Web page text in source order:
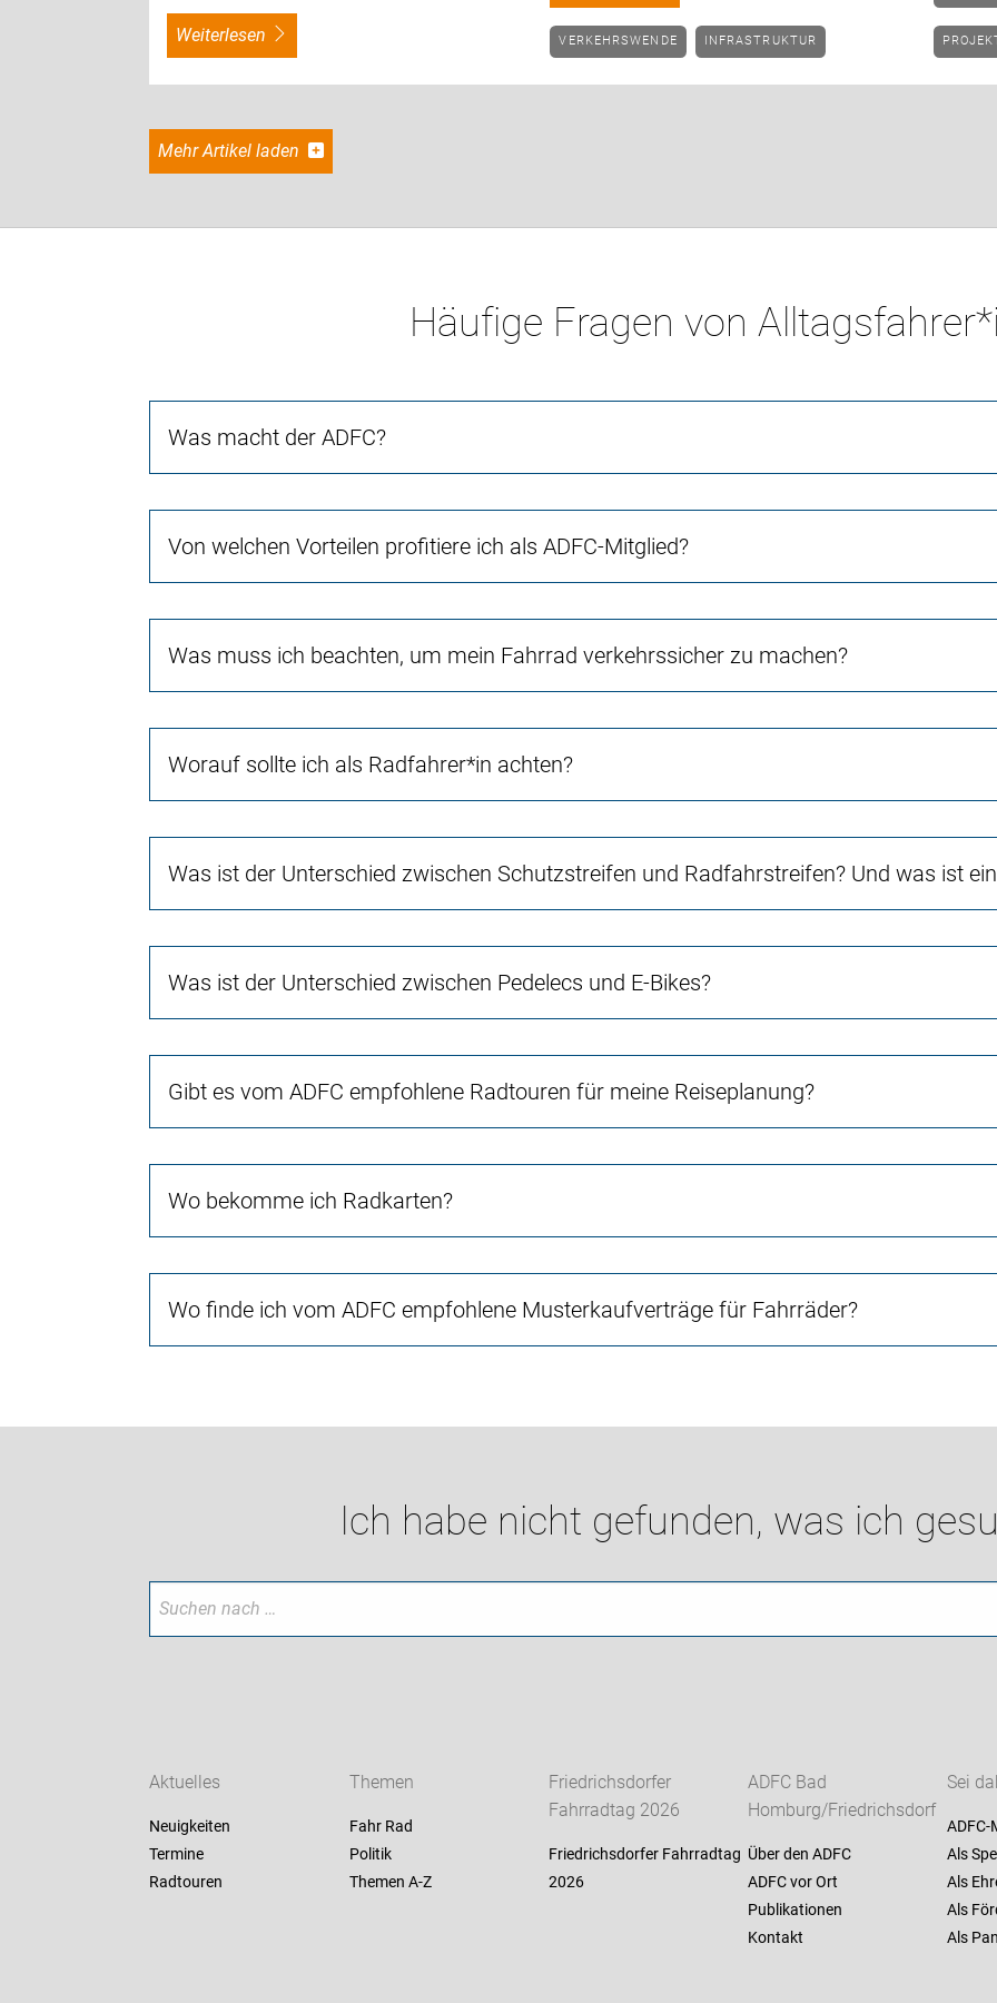
weiterlesen VERKEHRSWENDE INFRASTRUKTUR
Mehr Artikel laden
Häufige Fragen von
Was macht der ADFC?
Von welchen Vorteilen profitiere ich als ADFC-Mitglied?
Was muss ich beachten, um mein Fahrrad verkehrssicher zu machen?
Worauf sollte ich als Radfahrer*in achten?
Was ist der Unterschied zwischen Schutzstreifen und Radfahrstreifen? Und was ist
Was ist der Unterschied zwischen Pedelecs und E-Bikes?
Gibt es vom ADFC empfohlene Radtouren für meine Reiseplanung?
Wo bekomme ich Radkarten?
Wo finde ich vom ADFC empfohlene Musterkaufverträge für Fahrräder?
Ich habe nicht gefunden, was ich
Aktuelles
Neuigkeiten
Termine
Radtouren
Themen
Fahr Rad
Politik
Themen A-Z
Friedrichsdorfer
Fahrradtag 2026
Friedrichsdorfer Fahrradtag
2026
ADFC Bad
Homburg/Friedrichsdorf
Über den ADFC
ADFC vor Ort
Publikationen
Kontakt
Sei
Als
Als
Als
Als